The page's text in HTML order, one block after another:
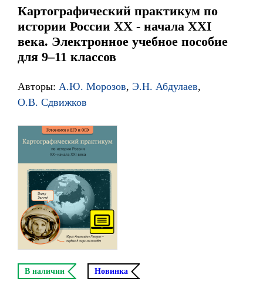
Картографический практикум по
истории России XX - начала XXI
века. Электронное учебное пособие
для 9–11 классов
Авторы: А.Ю. Морозов, Э.Н. Абдулаев,
О.В. Сдвижков
В наличии Новинка